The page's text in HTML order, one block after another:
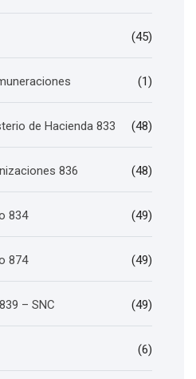
(45)
(1)
de Hacienda 833 (48)
836 (48)
834 (49)
874 (49)
– SNC (49)
(6)